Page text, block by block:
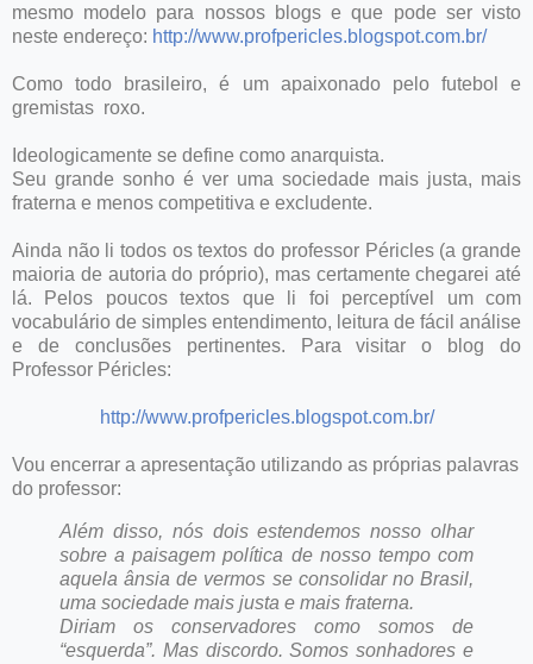
mesmo modelo para nossos blogs e que pode ser visto
neste endereço: http://www.profpericles.blogspot.com.br/
Como todo brasileiro, é um apaixonado pelo futebol e
gremistas roxo.
Ideologicamente se define como anarquista.
Seu grande sonho é ver uma sociedade mais justa, mais
fraterna e menos competitiva e excludente.
Ainda não li todos os textos do professor Péricles (a grande
maioria de autoria do próprio), mas certamente chegarei até
lá. Pelos poucos textos que li foi perceptível um com
vocabulário de simples entendimento, leitura de fácil análise
e de conclusões pertinentes. Para visitar o blog do
Professor Péricles:
http://www.profpericles.blogspot.com.br/
Vou encerrar a apresentação utilizando as próprias palavras
do professor:
Além disso, nós dois estendemos nosso olhar
sobre a paisagem política de nosso tempo com
aquela ânsia de vermos se consolidar no Brasil,
uma sociedade mais justa e mais fraterna.
Diriam os conservadores como somos de
“esquerda”. Mas discordo. Somos sonhadores e